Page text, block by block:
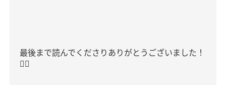
最後まで読んでくださりありがとうございました！
🙇‍♂️